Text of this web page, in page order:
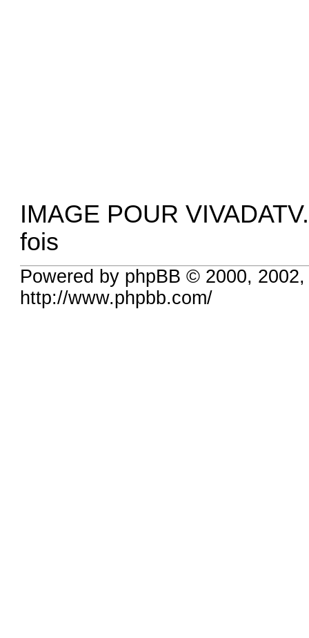
IMAGE POUR
fois
Powered by phpBB © 2000,
http://www.phpbb.com/